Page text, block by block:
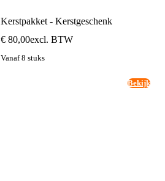
Kerstpakket - Kerstgeschenk
€ 80,00excl. BTW
Vanaf 8 stuks
Bekijk